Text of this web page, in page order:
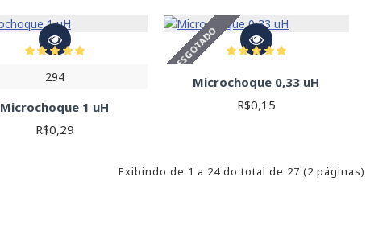
294
Microchoque 1 uH
R$0,29
ESGOTADO
Microchoque 0,33 uH
R$0,15
Exibindo de 1 a 24 do total de 27 (2 páginas)